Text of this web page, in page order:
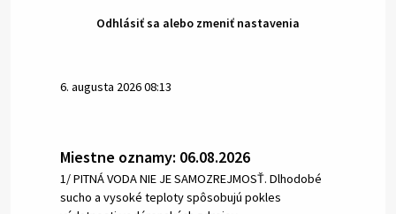
Odhlásiť sa alebo zmeniť nastavenia
6. augusta 2026 08:13
Miestne oznamy: 06.08.2026
1/ PITNÁ VODA NIE JE SAMOZREJMOSŤ. Dlhodobé
sucho a vysoké teploty spôsobujú pokles